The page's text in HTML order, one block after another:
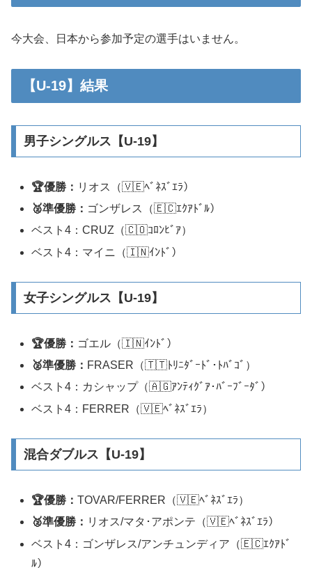
今大会、日本から参加予定の選手はいません。
【U-19】結果
男子シングルス【U-19】
🏆優勝： リオス（🇻🇪ﾍﾞﾈｽﾞｴﾗ）
🥈準優勝： ゴンザレス（🇪🇨ｴｸｱﾄﾞﾙ）
ベスト4：CRUZ（🇨🇴ｺﾛﾝﾋﾞｱ）
ベスト4：マイニ（🇮🇳ｲﾝﾄﾞ）
女子シングルス【U-19】
🏆優勝： ゴエル（🇮🇳ｲﾝﾄﾞ）
🥈準優勝： FRASER（🇹🇹ﾄﾘﾆﾀﾞｰﾄﾞ･ﾄﾊﾞｺﾞ）
ベスト4：カシャップ（🇦🇬ｱﾝﾃｨｸﾞｱ･ﾊﾞｰﾌﾞｰﾀﾞ）
ベスト4：FERRER（🇻🇪ﾍﾞﾈｽﾞｴﾗ）
混合ダブルス【U-19】
🏆優勝：TOVAR/FERRER（🇻🇪ﾍﾞﾈｽﾞｴﾗ）
🥈準優勝： リオス/マタ･アポンテ（🇻🇪ﾍﾞﾈｽﾞｴﾗ）
ベスト4：ゴンザレス/アンチュンディア（🇪🇨ｴｸｱﾄﾞ
ﾙ）